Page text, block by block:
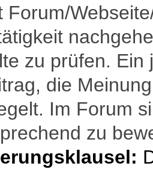
Forum/
zu prüfen.
die
Im Forum
zu